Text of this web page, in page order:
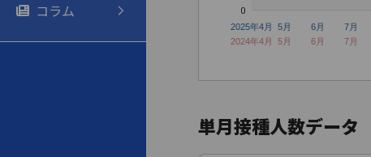
コラム
2025年4月 5月 6月 7月
2024年4月
5月 6月 7月
0
単月接種人数データ